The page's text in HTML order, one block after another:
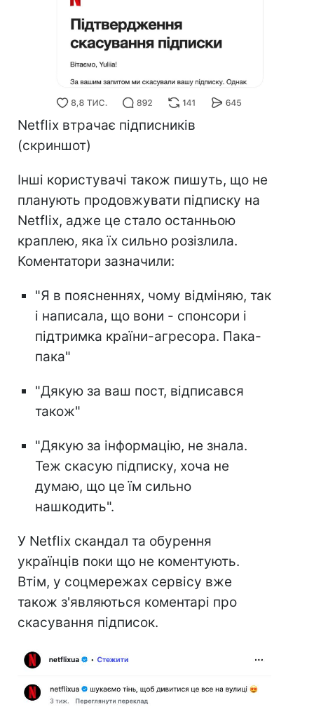
Netflix втрачає підписників
(скриншот)
Інші користувачі також пишуть, що не
планують продовжувати підписку на
Netflix, адже це стало останньою
краплею, яка їх сильно розізлила.
Коментатори зазначили:
"Я в поясненнях, чому відміняю, так
і написала, що вони - спонсори і
підтримка країни-агресора. Пака-
пака"
"Дякую за ваш пост, відписався
також"
"Дякую за інформацію, не знала.
Теж скасую підписку, хоча не
думаю, що це їм сильно
нашкодить".
У Netflix скандал та обурення
українців поки що не коментують.
Втім, у соцмережах сервісу вже
також з'являються коментарі про
скасування підписок.